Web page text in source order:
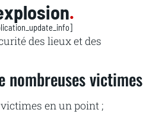
.
des lieux et des
nombreuses victimes
en un point ;